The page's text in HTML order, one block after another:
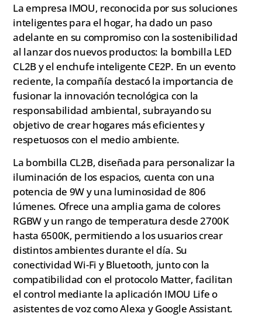
La empresa IMOU, reconocida por sus soluciones
inteligentes para el hogar, ha dado un paso
adelante en su compromiso con la sostenibilidad
al lanzar dos nuevos productos: la bombilla LED
CL2B y el enchufe inteligente CE2P. En un evento
reciente, la compañía destacó la importancia de
fusionar la innovación tecnológica con la
responsabilidad ambiental, subrayando su
objetivo de crear hogares más eficientes y
respetuosos con el medio ambiente.
La bombilla CL2B, diseñada para personalizar la
iluminación de los espacios, cuenta con una
potencia de 9W y una luminosidad de 806
lúmenes. Ofrece una amplia gama de colores
RGBW y un rango de temperatura desde 2700K
hasta 6500K, permitiendo a los usuarios crear
distintos ambientes durante el día. Su
conectividad Wi-Fi y Bluetooth, junto con la
compatibilidad con el protocolo Matter, facilitan
el control mediante la aplicación IMOU Life o
asistentes de voz como Alexa y Google Assistant.